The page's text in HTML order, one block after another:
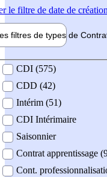
le filtre de date de
filtres de types de
contrat
CDI (575)
CDD (42)
Intérim (51)
CDI Intérimaire
Saisonnier
Contrat apprentissage
Cont.